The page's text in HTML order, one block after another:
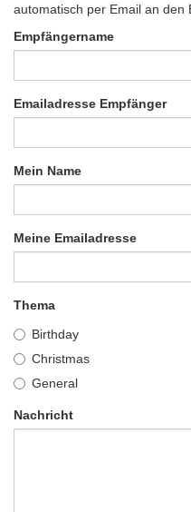
automatisch per Email an den
Empfängername
Emailadresse Empfänger
Mein Name
Meine Emailadresse
Thema
Birthday
Christmas
General
Nachricht